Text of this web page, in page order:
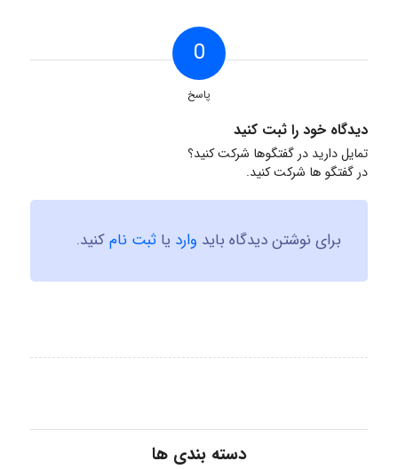
0
پاسخ
دیدگاه خود را ثبت کنید
تمایل دارید در گفتگوها شرکت کنید؟
در گفتگو ها شرکت کنید.
برای نوشتن دیدگاه باید وارد یا ثبت نامکنید.
دسته بندی ها